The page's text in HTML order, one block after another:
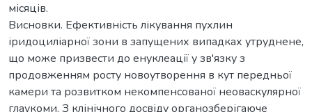
місяців.
Висновки. Ефективність лікування пухлин
іридоциліарної зони в запущених випадках утруднене,
що може призвести до енуклеації у зв'язку з
продовженням росту новоутворення в кут передньої
камери та розвитком некомпенсованої неоваскулярної
глаукоми. З клінічного досвіду органозберігаюче